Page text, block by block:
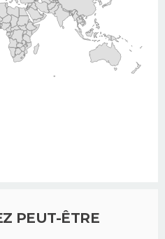
PEUT-ÊTRE